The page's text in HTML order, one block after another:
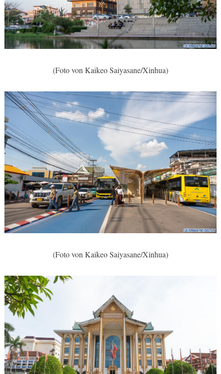
(Foto von Kaikeo Saiyasane/Xinhua)
(Foto von Kaikeo Saiyasane/Xinhua)